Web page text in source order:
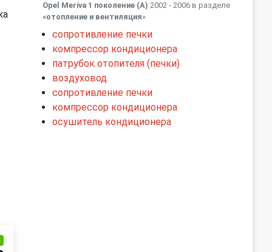
Opel Meriva 1 поколение (A) 2002 - 2006 в разделе
«отопление и вентиляция»
сопротивление печки
компрессор кондиционера
патрубок отопителя (печки)
воздуховод
сопротивление печки
компрессор кондиционера
осушитель кондиционера